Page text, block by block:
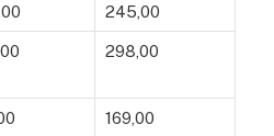
245,00
298,00
169,00